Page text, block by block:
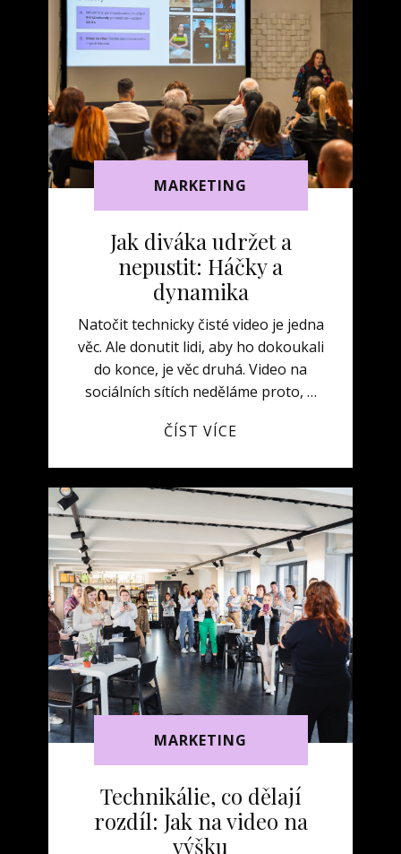
MARKETING
Jak diváka udržet a
nepustit: Háčky a
dynamika
Natočit technicky čisté video je jedna
věc. Ale donutit lidi, aby ho dokoukali
do konce, je věc druhá. Video na
sociálních sítích neděláme proto, …
ČÍST VÍCE
MARKETING
Technikálie, co dělají
rozdíl: Jak na video na
výšku